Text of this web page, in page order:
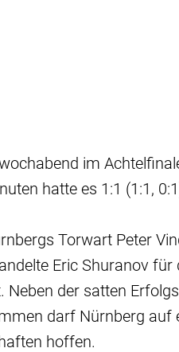
im
hatte es 1:1 (1:1,
Torwart Peter
Eric Shuranov
der satten
darf Nürnberg auf
hoffen.